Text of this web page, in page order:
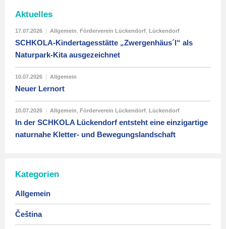
Aktuelles
17.07.2026 | Allgemein Förderverein Lückendorf Lückendorf
SCHKOLA-Kindertagesstätte „Zwergenhäus´l“ als
Naturpark-Kita ausgezeichnet
10.07.2026 | Allgemein
Neuer Lernort
10.07.2026 | Allgemein Förderverein Lückendorf Lückendorf
In der SCHKOLA Lückendorf entsteht eine einzigartige
naturnahe Kletter- und Bewegungslandschaft
Kategorien
Allgemein
Čeština